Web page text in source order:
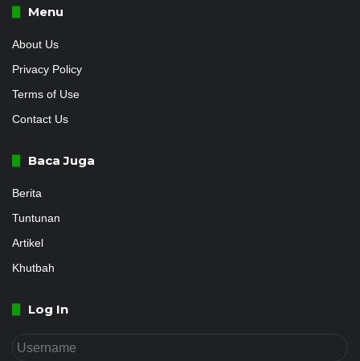
Menu
About Us
Privacy Policy
Terms of Use
Contact Us
Baca Juga
Berita
Tuntunan
Artikel
Khutbah
Log In